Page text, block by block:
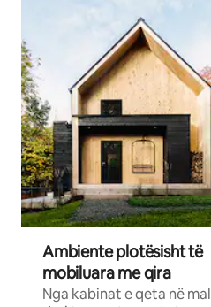
Ambiente plotësisht të
mobiluara me qira
Nga kabinat e qeta në mal